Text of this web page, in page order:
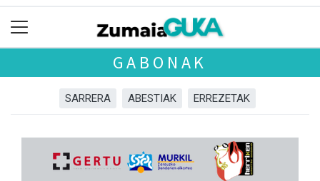
GABONAK
SARRERA ABESTIAK ERREZETAK